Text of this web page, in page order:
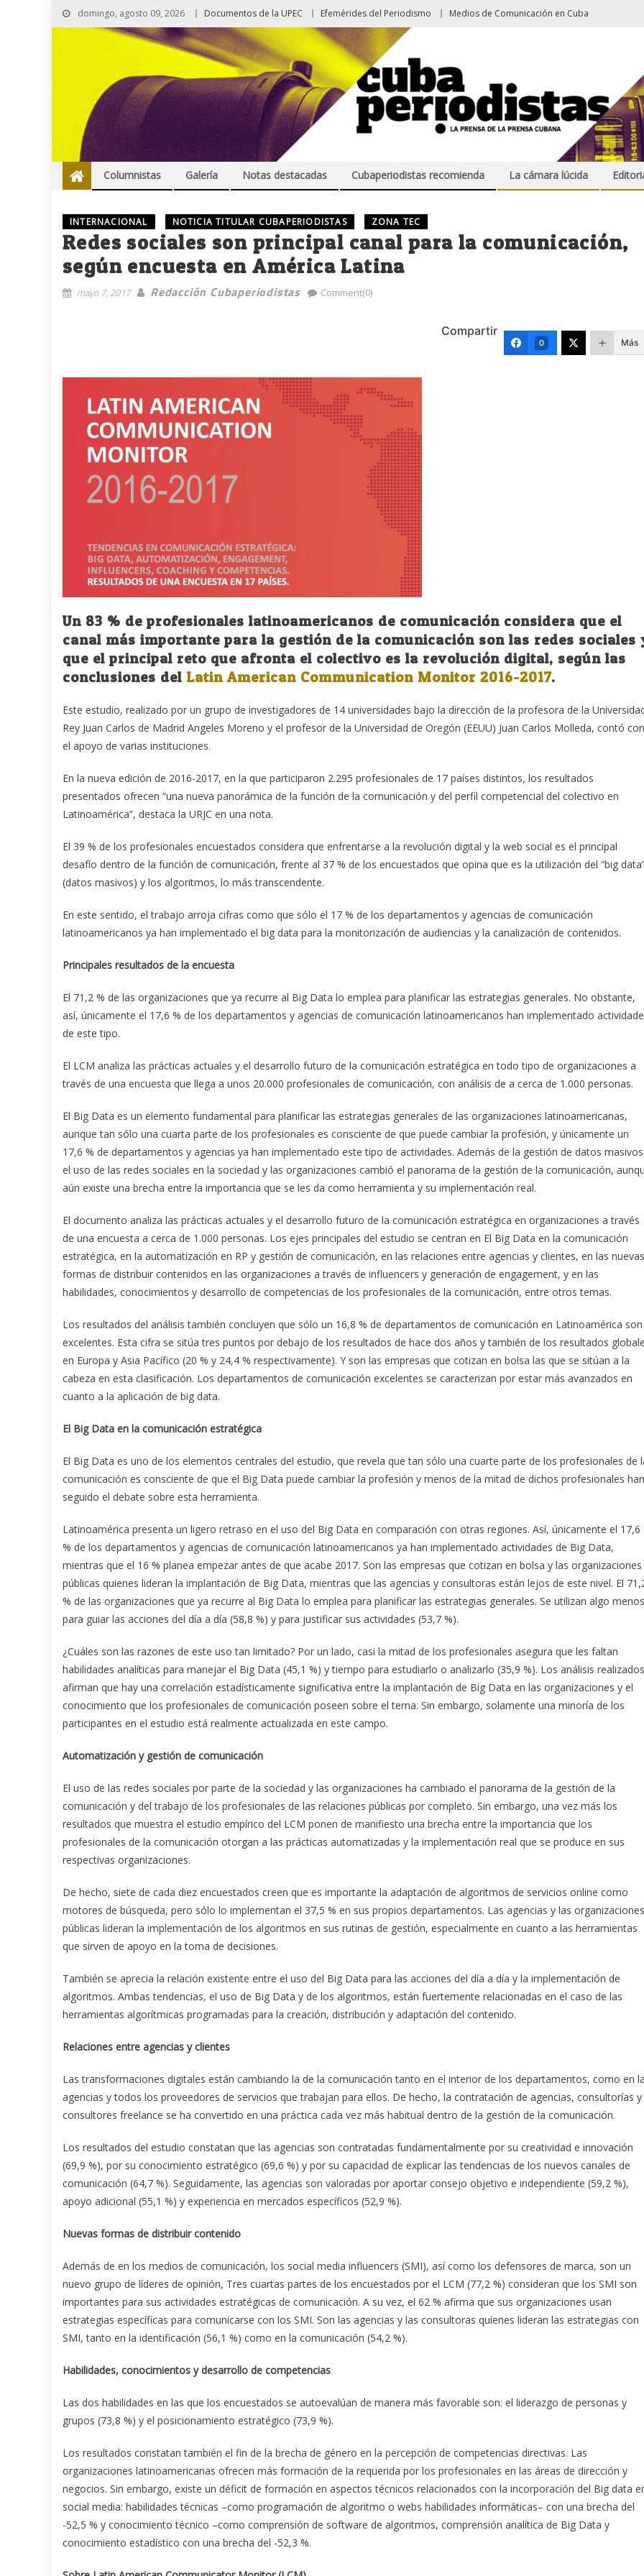
domingo, agosto 09, 2026 Documentos de la UPEC Efemérides del Periodismo Medios de Comunicación en Cuba
Columnistas Galería Notas destacadas Cubaperiodistas recomienda La cámara lúcida
INTERNACIONAL NOTICIA TITULAR CUBAPERIODISTAS ZONA TEC
Redes sociales son principal canal para la comunicación,
según encuesta en América Latina
mayo 7, 2017 Redacción Cubaperiodistas Comment(0)
Compartir
0 Más
Un 83 % de profesionales latinoamericanos de comunicación considera que el
canal más importante para la gestión de la comunicación son las redes sociales
que el principal reto que afronta el colectivo es la revolución digital, según las
conclusiones del Latin American Communication Monitor 2016-2017.
Este estudio, realizado por un grupo de investigadores de 14 universidades bajo la dirección de la profesora de la
Rey Juan Carlos de Madrid Angeles Moreno y el profesor de la Universidad de Oregón (EEUU) Juan Carlos Molleda, contó con
el apoyo de varias instituciones.
En la nueva edición de 2016-2017, en la que participaron 2.295 profesionales de 17 países distintos, los resultados
presentados ofrecen “una nueva panorámica de la función de la comunicación y del perfil competencial del colectivo en
Latinoamérica”, destaca la URJC en una nota.
El 39 % de los profesionales encuestados considera que enfrentarse a la revolución digital y la web social es el principal
desafío dentro de la función de comunicación, frente al 37 % de los encuestados que opina que es la utilización del “big
(datos masivos) y los algoritmos, lo más transcendente.
En este sentido, el trabajo arroja cifras como que sólo el 17 % de los departamentos y agencias de comunicación
latinoamericanos ya han implementado el big data para la monitorización de audiencias y la canalización de contenidos.
Principales resultados de la encuesta
El 71,2 % de las organizaciones que ya recurre al Big Data lo emplea para planificar las estrategias generales. No obstante,
así, únicamente el 17,6 % de los departamentos y agencias de comunicación latinoamericanos han implementado
de este tipo.
El LCM analiza las prácticas actuales y el desarrollo futuro de la comunicación estratégica en todo tipo de organizaciones a
través de una encuesta que llega a unos 20.000 profesionales de comunicación, con análisis de a cerca de 1.000 personas.
El Big Data es un elemento fundamental para planificar las estrategias generales de las organizaciones latinoamericanas,
aunque tan sólo una cuarta parte de los profesionales es consciente de que puede cambiar la profesión, y únicamente un
17,6 % de departamentos y agencias ya han implementado este tipo de actividades. Además de la gestión de datos
el uso de las redes sociales en la sociedad y las organizaciones cambió el panorama de la gestión de la comunicación,
aún existe una brecha entre la importancia que se les da como herramienta y su implementación real.
El documento analiza las prácticas actuales y el desarrollo futuro de la comunicación estratégica en organizaciones a través
de una encuesta a cerca de 1.000 personas. Los ejes principales del estudio se centran en El Big Data en la comunicación
estratégica, en la automatización en RP y gestión de comunicación, en las relaciones entre agencias y clientes, en las nuevas
formas de distribuir contenidos en las organizaciones a través de influencers y generación de engagement, y en las
habilidades, conocimientos y desarrollo de competencias de los profesionales de la comunicación, entre otros temas.
Los resultados del análisis también concluyen que sólo un 16,8 % de departamentos de comunicación en Latinoamérica son
excelentes. Esta cifra se sitúa tres puntos por debajo de los resultados de hace dos años y también de los resultados
en Europa y Asia Pacífico (20 % y 24,4 % respectivamente). Y son las empresas que cotizan en bolsa las que se sitúan a la
cabeza en esta clasificación. Los departamentos de comunicación excelentes se caracterizan por estar más avanzados en
cuanto a la aplicación de big data.
El Big Data en la comunicación estratégica
El Big Data es uno de los elementos centrales del estudio, que revela que tan sólo una cuarte parte de los profesionales de
comunicación es consciente de que el Big Data puede cambiar la profesión y menos de la mitad de dichos profesionales han
seguido el debate sobre esta herramienta.
Latinoamérica presenta un ligero retraso en el uso del Big Data en comparación con otras regiones. Así, únicamente el 17,6
% de los departamentos y agencias de comunicación latinoamericanos ya han implementado actividades de Big Data,
mientras que el 16 % planea empezar antes de que acabe 2017. Son las empresas que cotizan en bolsa y las organizaciones
públicas quienes lideran la implantación de Big Data, mientras que las agencias y consultoras están lejos de este nivel. El
% de las organizaciones que ya recurre al Big Data lo emplea para planificar las estrategias generales. Se utilizan algo menos
para guiar las acciones del día a día (58,8 %) y para justificar sus actividades (53,7 %).
¿Cuáles son las razones de este uso tan limitado? Por un lado, casi la mitad de los profesionales asegura que les faltan
habilidades analíticas para manejar el Big Data (45,1 %) y tiempo para estudiarlo o analizarlo (35,9 %). Los análisis realizados
afirman que hay una correlación estadísticamente significativa entre la implantación de Big Data en las organizaciones y el
conocimiento que los profesionales de comunicación poseen sobre el tema. Sin embargo, solamente una minoría de los
participantes en el estudio está realmente actualizada en este campo.
Automatización y gestión de comunicación
El uso de las redes sociales por parte de la sociedad y las organizaciones ha cambiado el panorama de la gestión de la
comunicación y del trabajo de los profesionales de las relaciones públicas por completo. Sin embargo, una vez más los
resultados que muestra el estudio empírico del LCM ponen de manifiesto una brecha entre la importancia que los
profesionales de la comunicación otorgan a las prácticas automatizadas y la implementación real que se produce en sus
respectivas organizaciones.
De hecho, siete de cada diez encuestados creen que es importante la adaptación de algoritmos de servicios online como
motores de búsqueda, pero sólo lo implementan el 37,5 % en sus propios departamentos. Las agencias y las organizaciones
públicas lideran la implementación de los algoritmos en sus rutinas de gestión, especialmente en cuanto a las herramientas
que sirven de apoyo en la toma de decisiones.
También se aprecia la relación existente entre el uso del Big Data para las acciones del día a día y la implementación de
algoritmos. Ambas tendencias, el uso de Big Data y de los algoritmos, están fuertemente relacionadas en el caso de las
herramientas algorítmicas programadas para la creación, distribución y adaptación del contenido.
Relaciones entre agencias y clientes
Las transformaciones digitales están cambiando la de la comunicación tanto en el interior de los departamentos, como en
agencias y todos los proveedores de servicios que trabajan para ellos. De hecho, la contratación de agencias, consultorías y
consultores freelance se ha convertido en una práctica cada vez más habitual dentro de la gestión de la comunicación.
Los resultados del estudio constatan que las agencias son contratadas fundamentalmente por su creatividad e innovación
(69,9 %), por su conocimiento estratégico (69,6 %) y por su capacidad de explicar las tendencias de los nuevos canales de
comunicación (64,7 %). Seguidamente, las agencias son valoradas por aportar consejo objetivo e independiente (59,2 %),
apoyo adicional (55,1 %) y experiencia en mercados específicos (52,9 %).
Nuevas formas de distribuir contenido
Además de en los medios de comunicación, los social media influencers (SMI), así como los defensores de marca, son un
nuevo grupo de líderes de opinión, Tres cuartas partes de los encuestados por el LCM (77,2 %) consideran que los SMI son
importantes para sus actividades estratégicas de comunicación. A su vez, el 62 % afirma que sus organizaciones usan
estrategias específicas para comunicarse con los SMI. Son las agencias y las consultoras quienes lideran las estrategias con
SMI, tanto en la identificación (56,1 %) como en la comunicación (54,2 %).
Habilidades, conocimientos y desarrollo de competencias
Las dos habilidades en las que los encuestados se autoevalúan de manera más favorable son: el liderazgo de personas y
grupos (73,8 %) y el posicionamiento estratégico (73,9 %).
Los resultados constatan también el fin de la brecha de género en la percepción de competencias directivas. Las
organizaciones latinoamericanas ofrecen más formación de la requerida por los profesionales en las áreas de dirección y
negocios. Sin embargo, existe un déficit de formación en aspectos técnicos relacionados con la incorporación del Big data
social media: habilidades técnicas –como programación de algoritmo o webs habilidades informáticas– con una brecha del
-52,5 % y conocimiento técnico –como comprensión de software de algoritmos, comprensión analítica de Big Data y
conocimiento estadístico con una brecha del -52,3 %.